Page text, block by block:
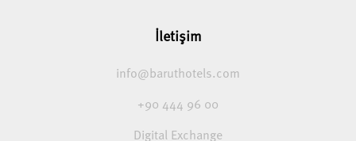
İletişim
info@baruthotels.com
+90 444 96 00
Digital Exchange